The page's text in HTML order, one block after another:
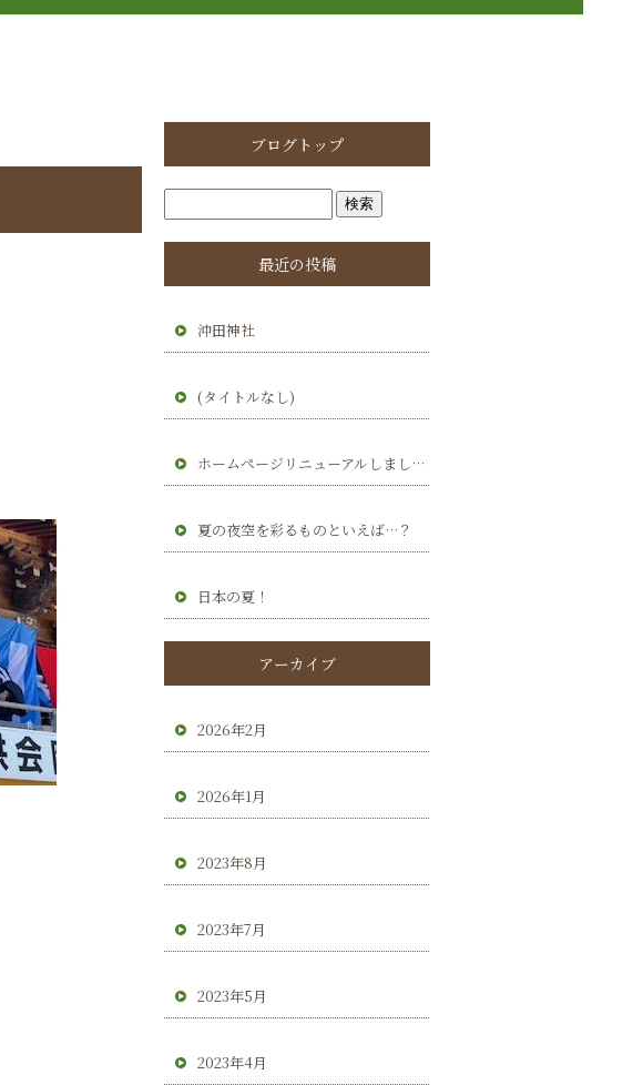
ブログトップ
最近の投稿
沖田神社
(タイトルなし)
ホームページリニューアルしました。
夏の夜空を彩るものといえば…？
日本の夏！
アーカイブ
2026年2月
2026年1月
2023年8月
2023年7月
2023年5月
2023年4月